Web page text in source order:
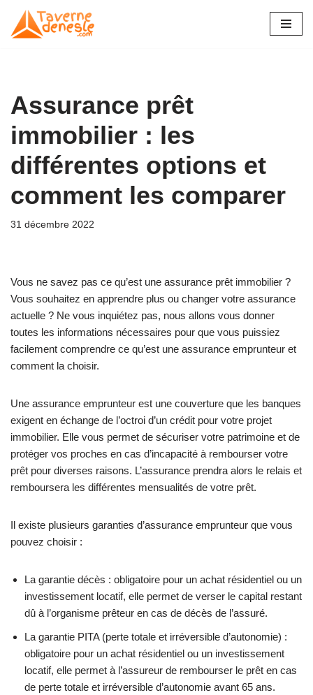
Aller
Assurance prêt
immobilier : les
différentes options et
comment les comparer
31 décembre 2022
Vous ne savez pas ce qu’est une assurance prêt immobilier ?
Vous souhaitez en apprendre plus ou changer votre assurance
actuelle ? Ne vous inquiétez pas, nous allons vous donner
toutes les informations nécessaires pour que vous puissiez
facilement comprendre ce qu’est une assurance emprunteur et
comment la choisir.
Une assurance emprunteur est une couverture que les banques
exigent en échange de l’octroi d’un crédit pour votre projet
immobilier. Elle vous permet de sécuriser votre patrimoine et de
protéger vos proches en cas d’incapacité à rembourser votre
prêt pour diverses raisons. L’assurance prendra alors le relais et
remboursera les différentes mensualités de votre prêt.
Il existe plusieurs garanties d’assurance emprunteur que vous
pouvez choisir :
La garantie décès : obligatoire pour un achat résidentiel ou un
investissement locatif, elle permet de verser le capital restant
dû à l’organisme prêteur en cas de décès de l’assuré.
La garantie PITA (perte totale et irréversible d’autonomie) :
obligatoire pour un achat résidentiel ou un investissement
locatif, elle permet à l’assureur de rembourser le prêt en cas
de perte totale et irréversible d’autonomie avant 65 ans.